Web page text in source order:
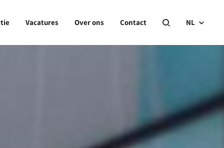
Vacatures Over ons Contact NL